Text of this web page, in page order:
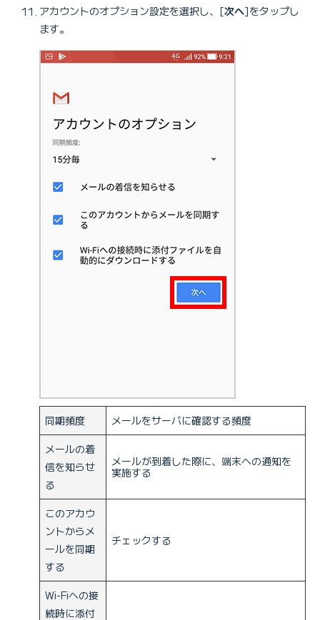
アカウントのオプション設定を選択し、[次へ]をタップし
ます。
同期頻度
メールをサーバに確認する頻度
メールの着
信を知らせ
る
メールが到着した際に、端末への通知を
実施する
このアカウ
ントからメ
ールを同期
する
チェックする
Wi-Fiへの接
続時に添付